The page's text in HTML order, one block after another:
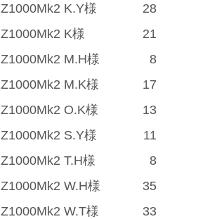
Z1000Mk2 K.Y様
28
Z1000Mk2 K様
21
Z1000Mk2 M.H様
8
Z1000Mk2 M.K様
17
Z1000Mk2 O.K様
13
Z1000Mk2 S.Y様
11
Z1000Mk2 T.H様
8
Z1000Mk2 W.H様
35
Z1000Mk2 W.T様
33